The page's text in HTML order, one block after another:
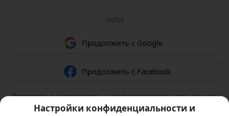
ИЛИ
Продолжить с Google
Продолжить с Facebook
Продолжая, вы соглашаетесь с нашимиУсловиями использования
и подтверждаете, что прочитали нашу Политику
Настройки конфиденциальности и